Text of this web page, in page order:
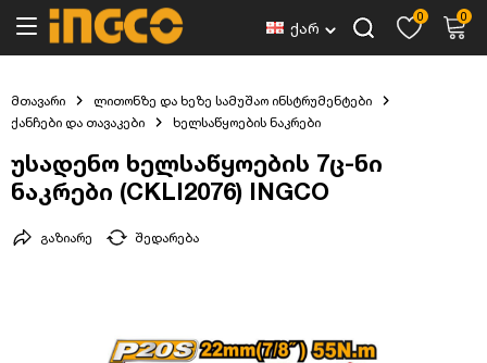
ქარ
0 0
მთავარი
ლითონზე და ხეზე სამუშაო ინსტრუმენტები
ქანჩები და თავაკები
ხელსაწყოების ნაკრები
უსადენო ხელსაწყოების 7ც-ნი
ნაკრები (CKLI2076) INGCO
შედარება
გაზიარე